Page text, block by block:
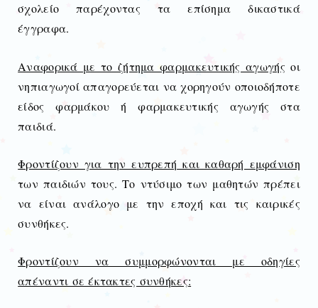
σχολείο παρέχοντας τα επίσημα δικαστικά
έγγραφα.
Αναφορικά με το ζήτημα φαρμακευτικής αγωγής οι
νηπιαγωγοί απαγορεύεται να χορηγούν οποιοδήποτε
είδος φαρμάκου ή φαρμακευτικής αγωγής στα
παιδιά.
Φροντίζουν για την ευπρεπή και καθαρή εμφάνιση
των παιδιών τους. Το ντύσιμο των μαθητών πρέπει
να είναι ανάλογο με την εποχή και τις καιρικές
συνθήκες.
Φροντίζουν να συμμορφώνονται με οδηγίες
απέναντι σε έκτακτες συνθήκες: